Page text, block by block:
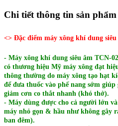
Chi tiết thông tin sản phẩm
<> Đặc điểm máy xông khí dung
- Máy xông khí dung siêu âm TCN-
có thương hiệu Mỹ máy xông đạt
thông thường do máy xông tạo hạt
để đưa thuốc vào phế nang sớm
giảm cơn co thắt nhanh (khó thở).
- Máy dùng được cho cả người lớn
máy nhỏ gọn & hầu như không gây
ban đêm).